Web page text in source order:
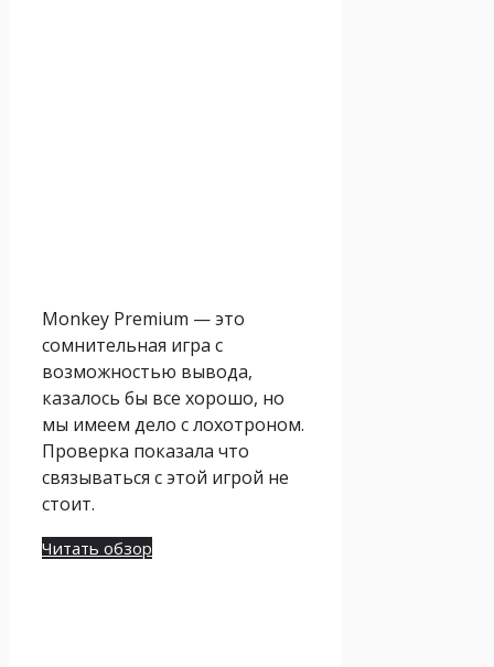
Monkey Premium — это
сомнительная игра с
возможностью вывода,
казалось бы все хорошо, но
мы имеем дело с лохотроном.
Проверка показала что
связываться с этой игрой не
стоит.
Читать обзор